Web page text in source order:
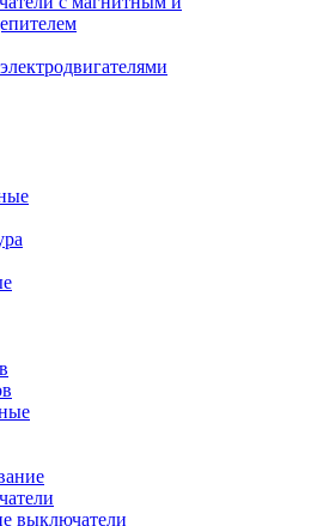
выключатели